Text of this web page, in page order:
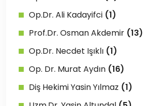
Op.Dr. Ali Kadayifci (1)
Prof.Dr. Osman Akdemir (13)
Op.Dr. Necdet Işıklı (1)
Op. Dr. Murat Aydın (16)
Diş Hekimi Yasin Yılmaz (1)